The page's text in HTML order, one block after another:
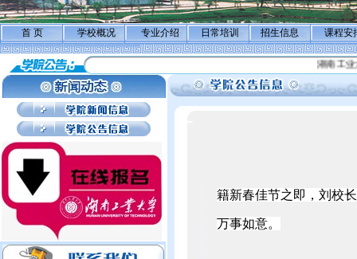
首 页 学校概况 专业介绍 日常培训 招生信息 课程安
湖南工业
籍新春佳节之即，刘校
万事如意。